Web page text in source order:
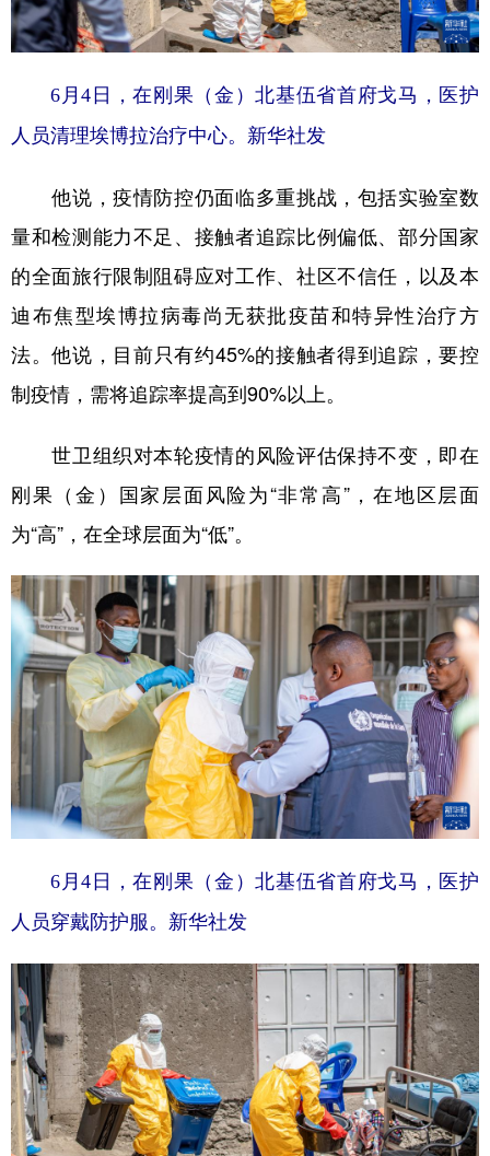
6月4日，在刚果（金）北基伍省首府戈马，医护
人员清理埃博拉治疗中心。新华社发
他说，疫情防控仍面临多重挑战，包括实验室数
量和检测能力不足、接触者追踪比例偏低、部分国家
的全面旅行限制阻碍应对工作、社区不信任，以及本
迪布焦型埃博拉病毒尚无获批疫苗和特异性治疗方
法。他说，目前只有约45%的接触者得到追踪，要控
制疫情，需将追踪率提高到90%以上。
世卫组织对本轮疫情的风险评估保持不变，即在
刚果（金）国家层面风险为“非常高”，在地区层面
为“高”，在全球层面为“低”。
6月4日，在刚果（金）北基伍省首府戈马，医护
人员穿戴防护服。新华社发